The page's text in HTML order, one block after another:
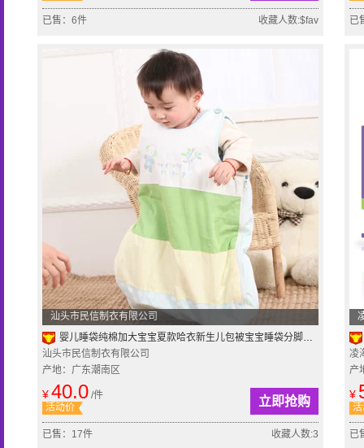
已售：6件 收藏人数:$fav 已
汕头市民信制衣有限公司
婴儿睡袋纯棉加大宝宝夏款哈衣新生儿包被宝宝睡袋分脚式侧拉
汕头市民信制衣有限公司
产地：广东潮南区
¥40.0 /件
活动价
立即抢购
已售：17件 收藏人数:3
凌
产
¥
已